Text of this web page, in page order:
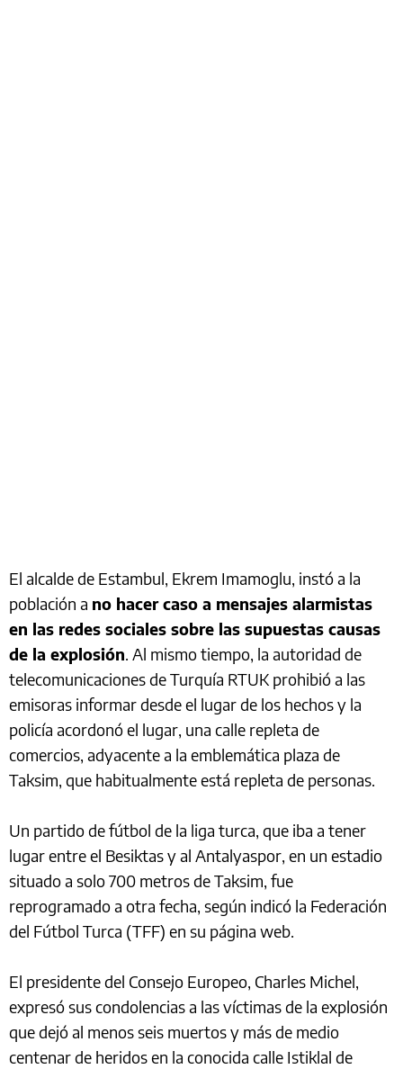
El alcalde de Estambul, Ekrem Imamoglu, instó a la
población a no hacer caso a mensajes alarmistas
en las redes sociales sobre las supuestas causas
de la explosión. Al mismo tiempo, la autoridad de
telecomunicaciones de Turquía RTUK prohibió a las
emisoras informar desde el lugar de los hechos y la
policía acordonó el lugar, una calle repleta de
comercios, adyacente a la emblemática plaza de
Taksim, que habitualmente está repleta de personas.
Un partido de fútbol de la liga turca, que iba a tener
lugar entre el Besiktas y al Antalyaspor, en un estadio
situado a solo 700 metros de Taksim, fue
reprogramado a otra fecha, según indicó la Federación
del Fútbol Turca (TFF) en su página web.
El presidente del Consejo Europeo, Charles Michel,
expresó sus condolencias a las víctimas de la explosión
que dejó al menos seis muertos y más de medio
centenar de heridos en la conocida calle Istiklal de